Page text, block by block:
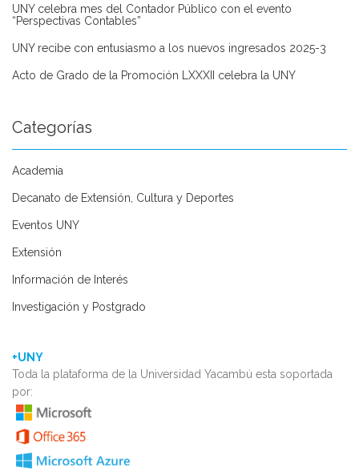
UNY celebra mes del Contador Público con el evento
“Perspectivas Contables”
UNY recibe con entusiasmo a los nuevos ingresados 2025-3
Acto de Grado de la Promoción LXXXII celebra la UNY
Categorías
Academia
Decanato de Extensión, Cultura y Deportes
Eventos UNY
Extensión
Información de Interés
Investigación y Postgrado
+UNY
Toda la plataforma de la Universidad Yacambú esta soportada
por: